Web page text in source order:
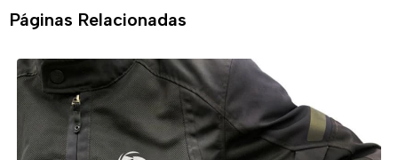
Páginas Relacionadas